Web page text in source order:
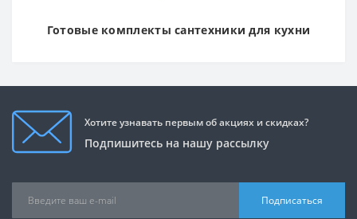
Готовые комплекты сантехники для кухни
Хотите узнавать первым об акциях и скидках?
Подпишитесь на нашу рассылку
Подписаться